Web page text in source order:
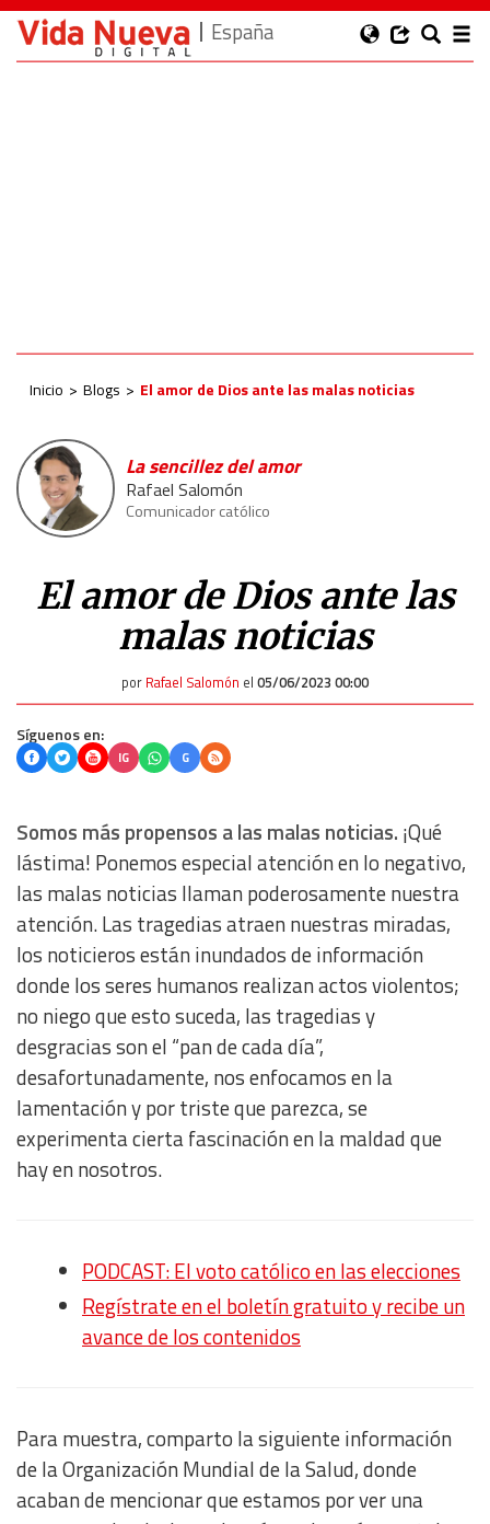
España
Inicio Blogs El amor de Dios ante las malas noticias
La sencillez del amor
Rafael Salomón
Comunicador católico
El amor de Dios ante las
malas noticias
por Rafael Salomón el 05/06/2023 00:00
Síguenos en:
IG G
Somos más propensos a las malas noticias. ¡Qué
lástima! Ponemos especial atención en lo negativo,
las malas noticias llaman poderosamente nuestra
atención. Las tragedias atraen nuestras miradas,
los noticieros están inundados de información
donde los seres humanos realizan actos violentos;
no niego que esto suceda, las tragedias y
desgracias son el “pan de cada día”,
desafortunadamente, nos enfocamos en la
lamentación y por triste que parezca, se
experimenta cierta fascinación en la maldad que
hay en nosotros.
PODCAST: El voto católico en las elecciones
Regístrate en el boletín gratuito y recibe un
avance de los contenidos
Para muestra, comparto la siguiente información
de la Organización Mundial de la Salud, donde
acaban de mencionar que estamos por ver una